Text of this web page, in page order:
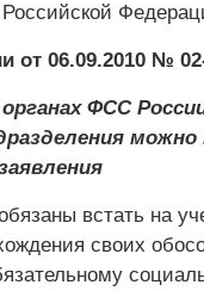
Российской
06.09.2010 №
ФСС
встать на
своих